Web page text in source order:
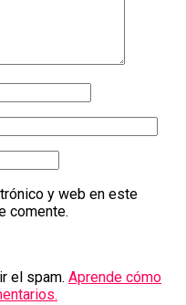
y web en este
comente.
el spam. Aprende cómo